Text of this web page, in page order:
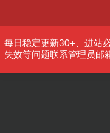
每日稳定更新30+、进站
失效等问题联系管理员邮